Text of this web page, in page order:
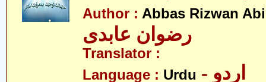
Author : Abbas Rizwan
رضوان عابدی
Translator :
Language : Urdu - اردو